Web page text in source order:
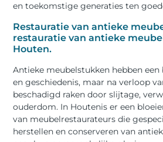
en toekomstige generaties ten
Restauratie van antieke
restauratie van antieke
Houten.
Antieke meubelstukken hebben
en geschiedenis, maar na verloop
beschadigd raken door slijtage,
ouderdom. In Houtenis er een
van meubelrestaurateurs die
herstellen en conserveren van